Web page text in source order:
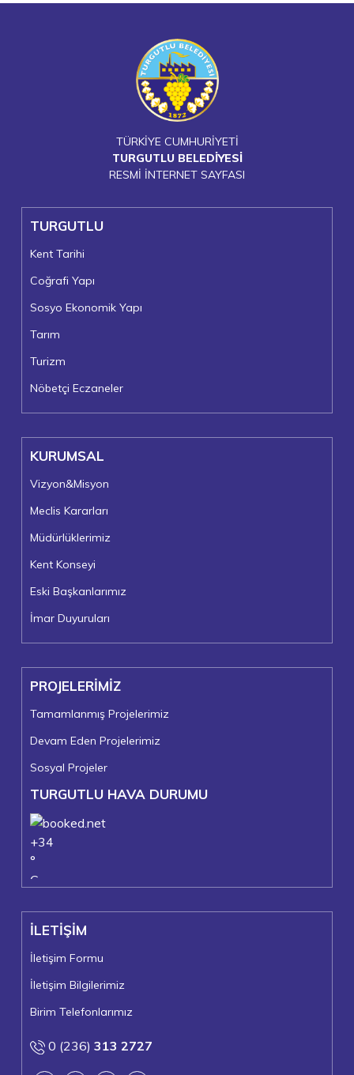
TÜRKİYE CUMHURİYETİ
TURGUTLU BELEDİYESİ
RESMİ İNTERNET SAYFASI
TURGUTLU
Kent Tarihi
Coğrafi Yapı
Sosyo Ekonomik Yapı
Tarım
Turizm
Nöbetçi Eczaneler
KURUMSAL
Vizyon&Misyon
Meclis Kararları
Müdürlüklerimiz
Kent Konseyi
Eski Başkanlarımız
İmar Duyuruları
PROJELERİMİZ
Tamamlanmış Projelerimiz
Devam Eden Projelerimiz
Sosyal Projeler
TURGUTLU HAVA DURUMU
+34
°
C
+24°
Turgutlu
Perşembe, 06
İLETİŞİM
İletişim Formu
İletişim Bilgilerimiz
Birim Telefonlarımız
0 (236) 313 2727